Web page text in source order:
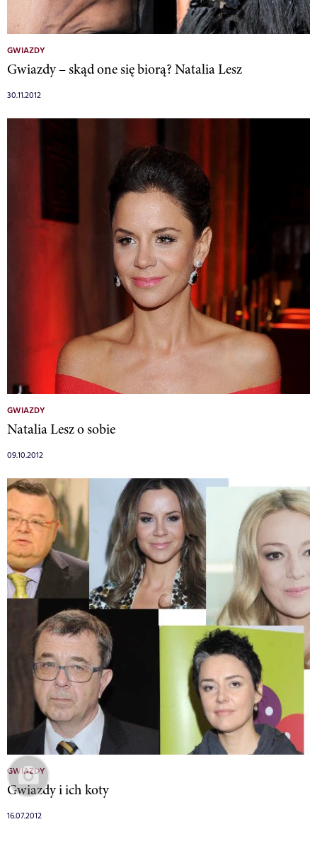
GWIAZDY
Gwiazdy – skąd one się biorą? Natalia Lesz
30.11.2012
GWIAZDY
Natalia Lesz o sobie
09.10.2012
GWIAZDY
Gwiazdy i ich koty
16.07.2012